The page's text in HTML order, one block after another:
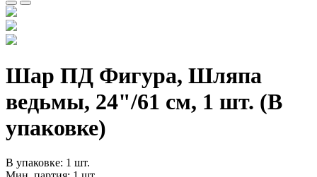
Шар ПД Фигура, Шляпа
ведьмы, 24"/61 см, 1 шт. (В
упаковке)
В упаковке: 1 шт.